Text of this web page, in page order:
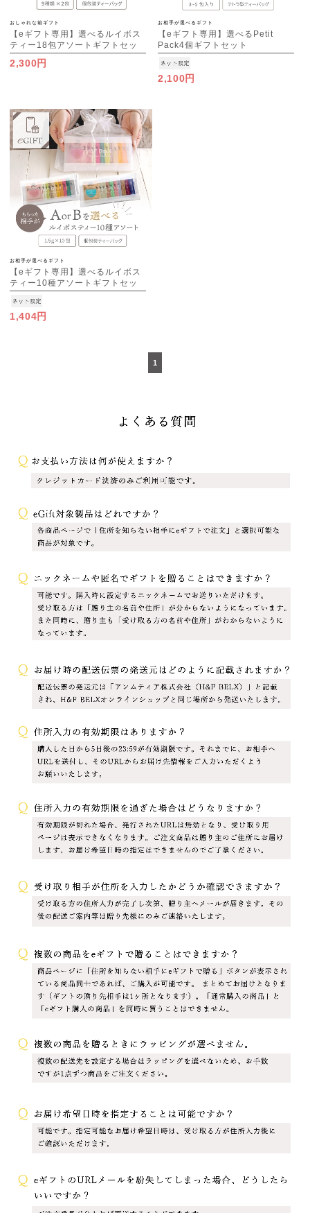
おしゃれな箱ギフト
【eギフト専用】選べるルイボス
ティー18包アソートギフトセッ
ト
2,300円
お相手が選べるギフト
【eギフト専用】選べるPetit
Pack4個ギフトセット
2,100円
お相手が選べるギフト
【eギフト専用】選べるルイボス
ティー10種アソートギフトセッ
ト
1,404円
1